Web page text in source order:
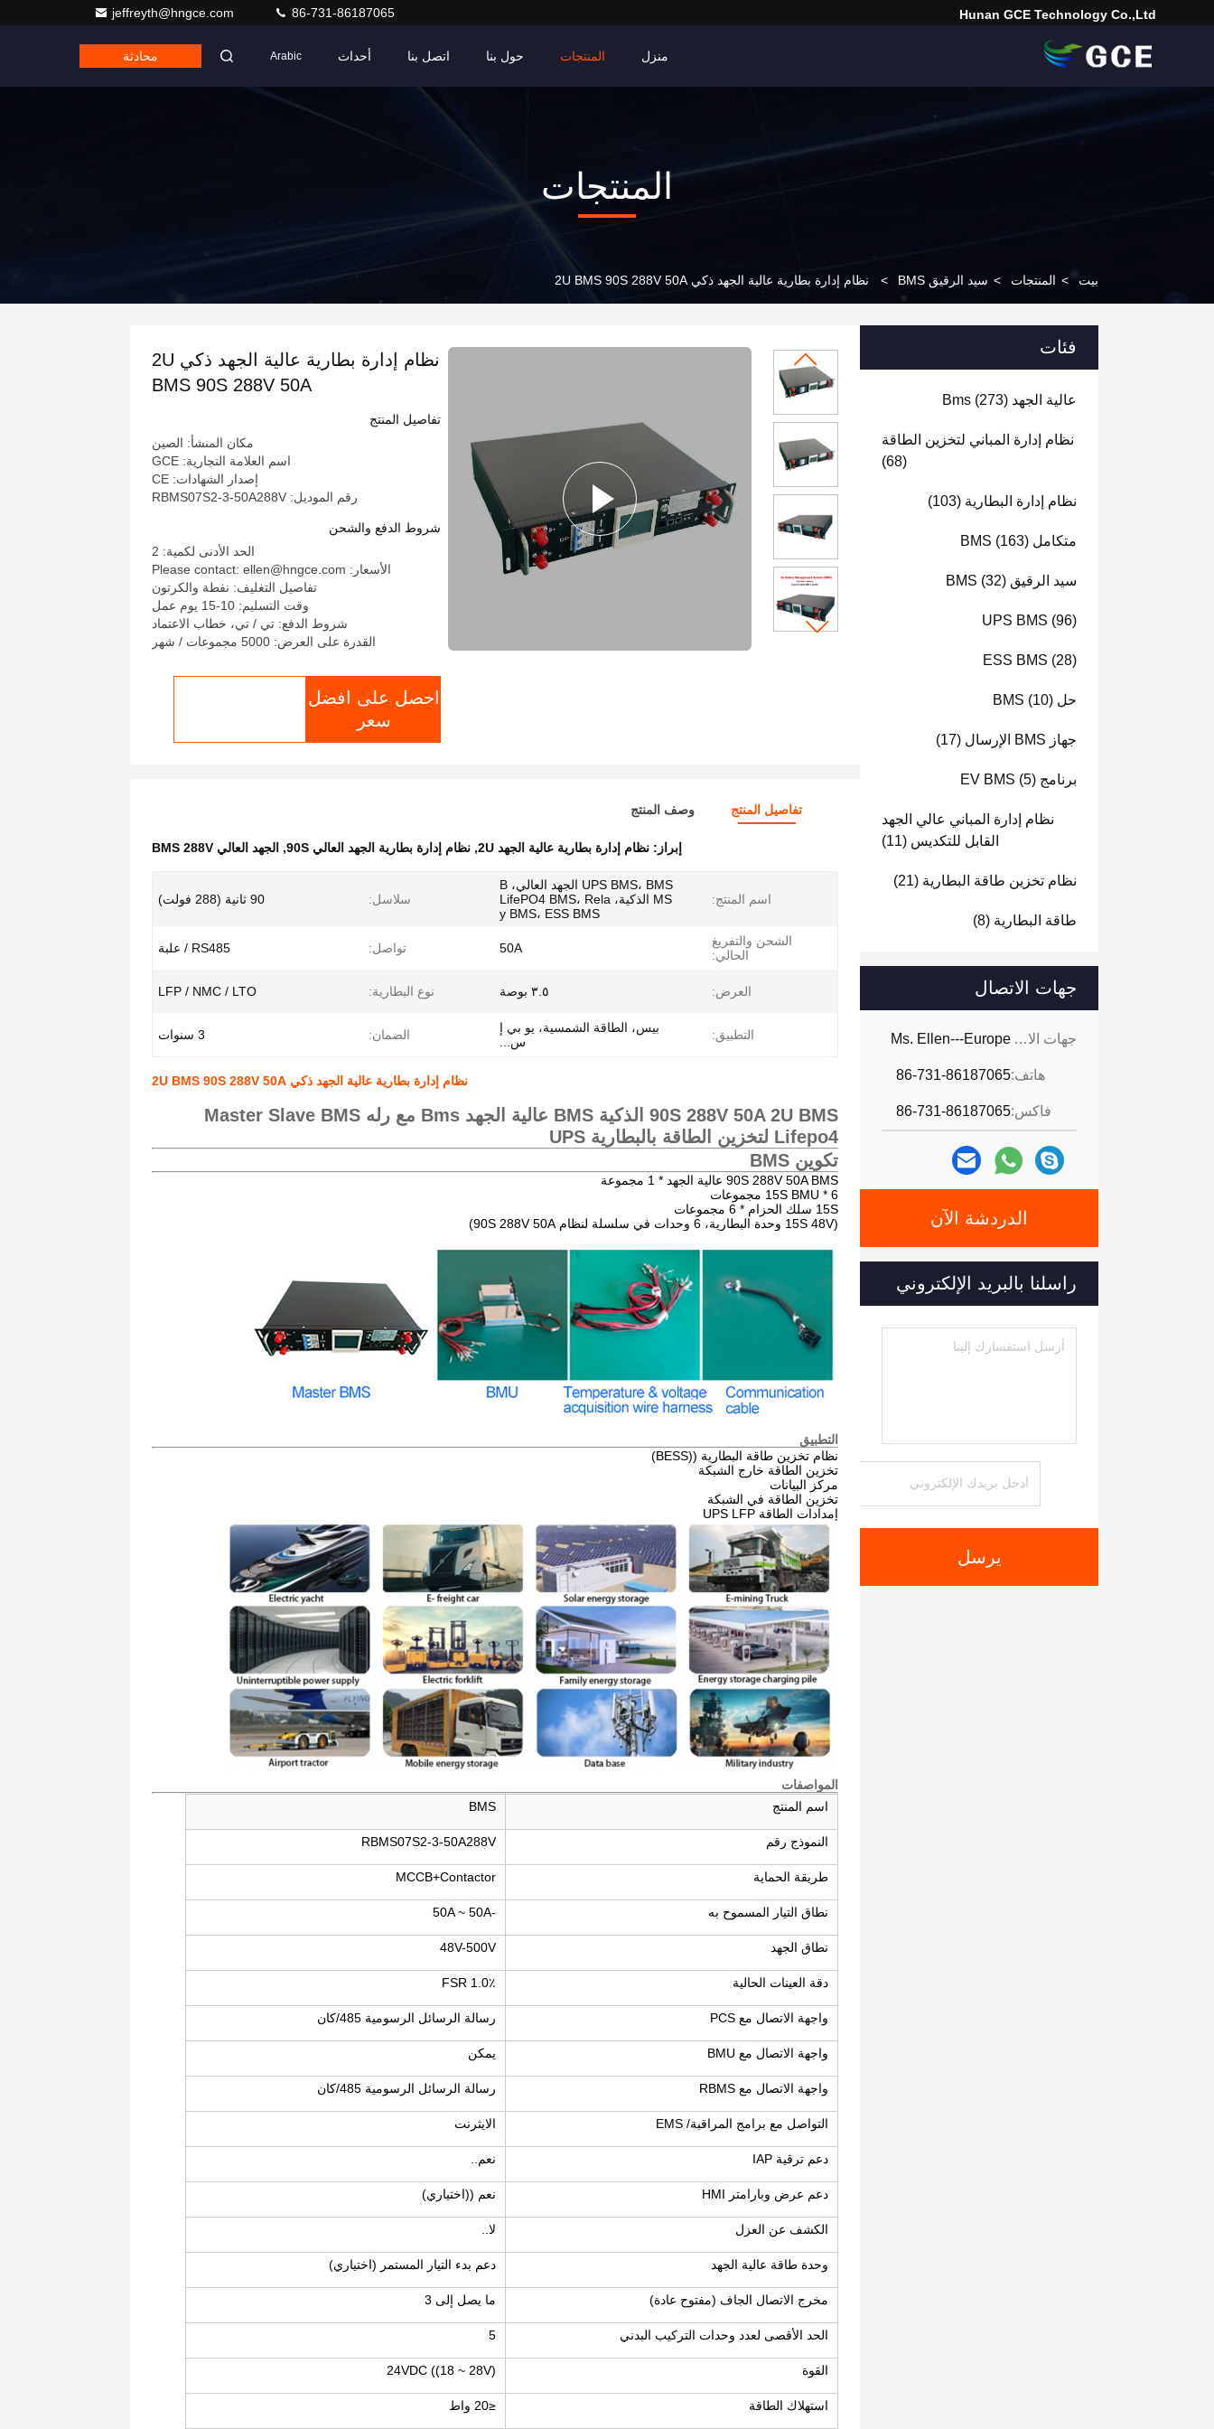
Hunan GCE Technology Co.,Ltd
jeffreyth@hngce.com 86-731-86187065
منزل المنتجات حول بنا اتصل بنا أحداث Arabic محادثة
المنتجات
بيت > المنتجات > سيد الرقيق BMS > نظام إدارة بطارية عالية الجهد ذكي 2U BMS 90S 288V 50A
فئات
عالية الجهد Bms (273)
نظام إدارة المباني لتخزين الطاقة
(68)
نظام إدارة البطارية (103)
متكامل BMS (163)
سيد الرقيق BMS (32)
UPS BMS (96)
ESS BMS (28)
حل BMS (10)
جهاز BMS الإرسال (17)
برنامج EV BMS (5)
نظام إدارة المباني عالي الجهد
القابل للتكديس (11)
نظام تخزين طاقة البطارية (21)
طاقة البطارية (8)
جهات الاتصال
جهات الاتصال: Ms. Ellen---Europe
هاتف:86-731-86187065
فاكس:86-731-86187065
الدردشة الآن
راسلنا بالبريد الإلكتروني
يرسل
نظام إدارة بطارية عالية الجهد ذكي 2U
BMS 90S 288V 50A
تفاصيل المنتج
مكان المنشأ: الصين
اسم العلامة التجارية: GCE
إصدار الشهادات: CE
رقم الموديل: RBMS07S2-3-50A288V
شروط الدفع والشحن
الحد الأدنى لكمية: 2
الأسعار: Please contact: ellen@hngce.com
تفاصيل التغليف: نفطة والكرتون
وقت التسليم: 10-15 يوم عمل
شروط الدفع: تي / تي، خطاب الاعتماد
القدرة على العرض: 5000 مجموعات / شهر
احصل على افضل
سعر
تفاصيل المنتج وصف المنتج
إبراز: نظام إدارة بطارية عالية الجهد 2U , نظام إدارة بطارية الجهد العالي 90S , الجهد العالي BMS 288V
اسم المنتج:
UPS BMS، BMS الجهد العالي، B
MS الذكية، LifePO4 BMS، Rela
y BMS، ESS BMS
سلاسل: 90 ثانية (288 فولت)
الشحن والتفريغ
الحالي:
50A تواصل: RS485 / علبة
العرض: ٣.٥ بوصة نوع البطارية: LFP / NMC / LTO
التطبيق:
بيس، الطاقة الشمسية، يو بي إ
س...
الضمان: 3 سنوات
نظام إدارة بطارية عالية الجهد ذكي 2U BMS 90S 288V 50A
90S 288V 50A 2U BMS الذكية BMS عالية الجهد Bms مع رله Master Slave BMS
Lifepo4 لتخزين الطاقة بالبطارية UPS
تكوين BMS
90S 288V 50A BMS عالية الجهد * 1 مجموعة
15S BMU * 6 مجموعات
15S سلك الحزام * 6 مجموعات
(15S 48V وحدة البطارية، 6 وحدات في سلسلة لنظام 90S 288V 50A)
التطبيق
نظام تخزين طاقة البطارية ((BESS)
تخزين الطاقة خارج الشبكة
مركز البيانات
تخزين الطاقة في الشبكة
إمدادات الطاقة UPS LFP
المواصفات
اسم المنتج
BMS
النموذج رقم RBMS07S2-3-50A288V
طريقة الحماية MCCB+Contactor
نطاق التيار المسموح به -50A ~ 50A
نطاق الجهد 48V-500V
دقة العينات الحالية 1.0٪ FSR
واجهة الاتصال مع PCS رسالة الرسائل الرسومية 485/كان
واجهة الاتصال مع BMU يمكن
واجهة الاتصال مع RBMS رسالة الرسائل الرسومية 485/كان
التواصل مع برامج المراقبة/ EMS الايثرنت
دعم ترقية IAP نعم..
دعم عرض وبارامتر HMI نعم ((اختياري)
الكشف عن العزل لا..
وحدة طاقة عالية الجهد دعم بدء التيار المستمر (اختياري)
مخرج الاتصال الجاف (مفتوح عادة) ما يصل إلى 3
الحد الأقصى لعدد وحدات التركيب البدني 5
القوة 24VDC ((18 ~ 28V)
استهلاك الطاقة ≤20 واط